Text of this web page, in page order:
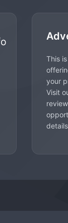
This
your
Visit